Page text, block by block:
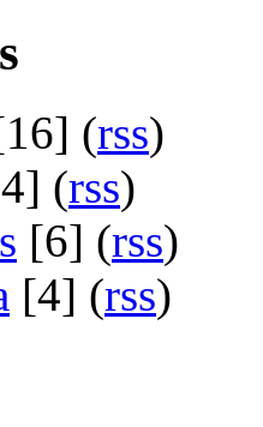
(rss)
(rss)
[6] (rss)
[4] (rss)